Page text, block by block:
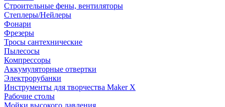
Строительные фены, вентиляторы
Степлеры/Нейлеры
Фонари
Фрезеры
Тросы сантехнические
Пылесосы
Компрессоры
Аккумуляторные отвертки
Электрорубанки
Инструменты для творчества Maker X
Рабочие столы
Мойки высокого давления